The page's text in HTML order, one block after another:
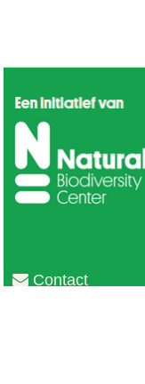
Contact